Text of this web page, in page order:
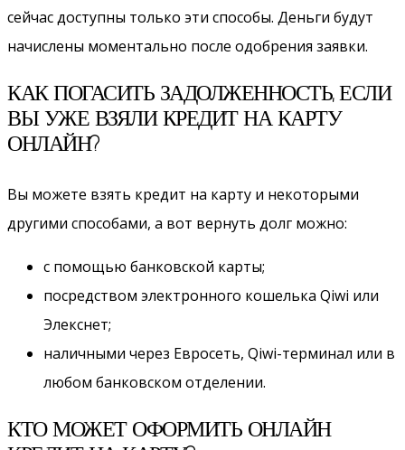
сейчас доступны только эти способы. Деньги будут
начислены моментально после одобрения заявки.
КАК ПОГАСИТЬ ЗАДОЛЖЕННОСТЬ, ЕСЛИ
ВЫ УЖЕ ВЗЯЛИ КРЕДИТ НА КАРТУ
ОНЛАЙН?
Вы можете взять кредит на карту и некоторыми
другими способами, а вот вернуть долг можно:
с помощью банковской карты;
посредством электронного кошелька Qiwi или
Элекснет;
наличными через Евросеть, Qiwi-терминал или в
любом банковском отделении.
КТО МОЖЕТ ОФОРМИТЬ ОНЛАЙН